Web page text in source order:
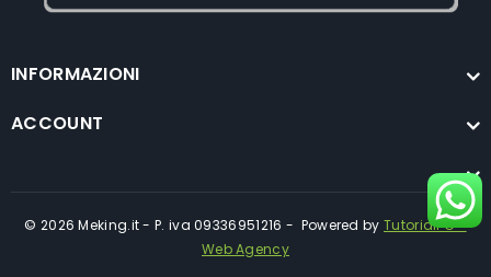
INFORMAZIONI
ACCOUNT
© 2026 Meking.it - P. iva 09336951216 - Powered by TutorialPC -
Web Agency